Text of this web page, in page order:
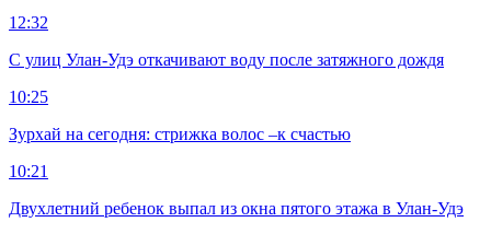
12:32
С улиц Улан-Удэ откачивают воду после затяжного дождя
10:25
Зурхай на сегодня: стрижка волос –к счастью
10:21
Двухлетний ребенок выпал из окна пятого этажа в Улан-Удэ